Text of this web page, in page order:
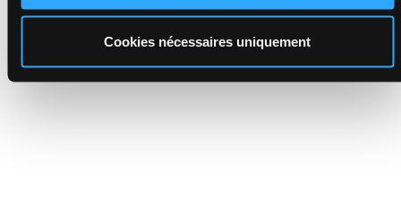
Cookies nécessaires uniquement